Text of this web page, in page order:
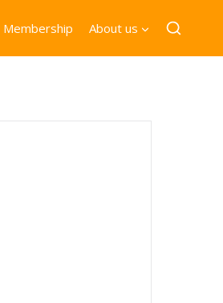
Membership About us